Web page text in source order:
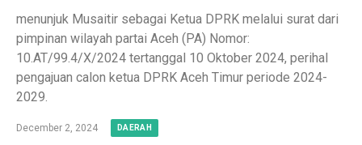
menunjuk Musaitir sebagai Ketua DPRK melalui surat dari
pimpinan wilayah partai Aceh (PA) Nomor:
10.AT/99.4/X/2024 tertanggal 10 Oktober 2024, perihal
pengajuan calon ketua DPRK Aceh Timur periode 2024-
2029.
December 2, 2024 DAERAH